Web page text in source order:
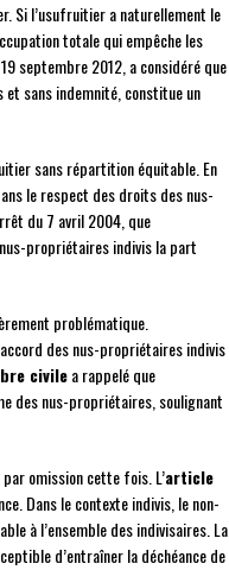
Si l’usufruitier a naturellement le
totale qui empêche les
septembre 2012, a considéré que
et sans indemnité, constitue un
sans répartition équitable. En
le respect des droits des nus-
du 7 avril 2004, que
propriétaires indivis la part
problématique.
des nus-propriétaires indivis
civilea rappelé que
des nus-propriétaires, soulignant
omission cette fois. L’article
Dans le contexte indivis, le non-
à l’ensemble des indivisaires. La
d’entraîner la déchéance de